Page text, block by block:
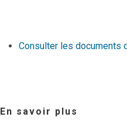
Consulter les documents
En savoir plus